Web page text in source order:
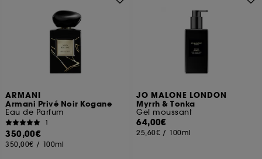
ARMANI
Armani Privé Noir Kogane
Eau de Parfum
1
350,00€
350,00€ / 100ml
JO MALONE LONDON
Myrrh & Tonka
Gel moussant
64,00€
25,60€ / 100ml